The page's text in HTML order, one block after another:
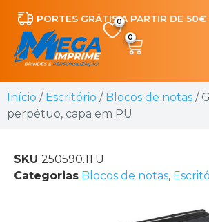
PORTES GRÁTIS A PARTIR DE 50€
0
Início / Escritório / Blocos de notas /
perpétuo, capa em PU
SKU 250590.11.U
Categorias Blocos de notas,